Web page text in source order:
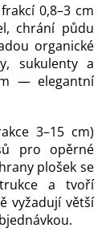
0,8–3 cm
chrání půdu
organické
sukulenty a
— elegantní
3–15 cm)
pro opěrné
plošek se
a tvoří
vyžadují větší